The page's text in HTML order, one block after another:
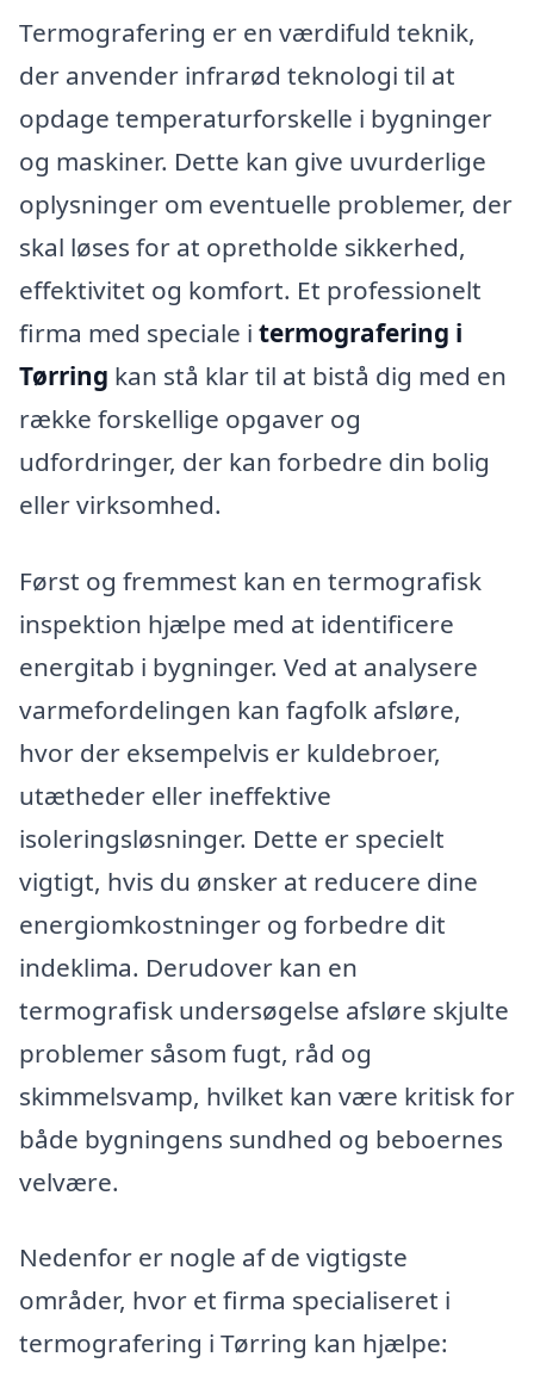
Termografering er en værdifuld teknik,
der anvender infrarød teknologi til at
opdage temperaturforskelle i bygninger
og maskiner. Dette kan give uvurderlige
oplysninger om eventuelle problemer, der
skal løses for at opretholde sikkerhed,
effektivitet og komfort. Et professionelt
firma med speciale i termografering i
Tørring kan stå klar til at bistå dig med en
række forskellige opgaver og
udfordringer, der kan forbedre din bolig
eller virksomhed.
Først og fremmest kan en termografisk
inspektion hjælpe med at identificere
energitab i bygninger. Ved at analysere
varmefordelingen kan fagfolk afsløre,
hvor der eksempelvis er kuldebroer,
utætheder eller ineffektive
isoleringsløsninger. Dette er specielt
vigtigt, hvis du ønsker at reducere dine
energiomkostninger og forbedre dit
indeklima. Derudover kan en
termografisk undersøgelse afsløre skjulte
problemer såsom fugt, råd og
skimmelsvamp, hvilket kan være kritisk for
både bygningens sundhed og beboernes
velvære.
Nedenfor er nogle af de vigtigste
områder, hvor et firma specialiseret i
termografering i Tørring kan hjælpe: